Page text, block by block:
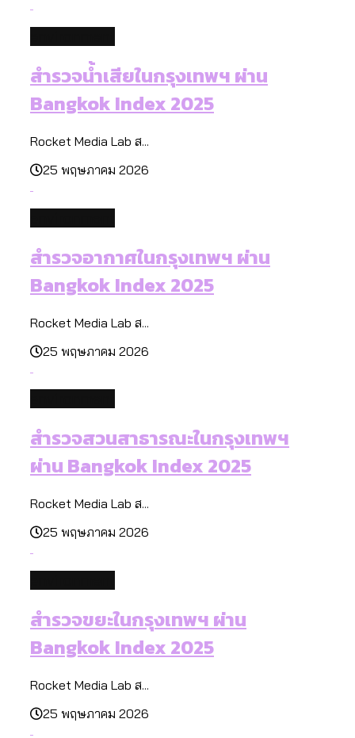
สำรวจน้ำเสียในกรุงเทพฯ ผ่าน
Bangkok Index 2025
Rocket Media Lab ส...
25 พฤษภาคม 2026
สำรวจอากาศในกรุงเทพฯ ผ่าน
Bangkok Index 2025
Rocket Media Lab ส...
25 พฤษภาคม 2026
สำรวจสวนสาธารณะในกรุงเทพฯ
ผ่าน Bangkok Index 2025
Rocket Media Lab ส...
25 พฤษภาคม 2026
สำรวจขยะในกรุงเทพฯ ผ่าน
Bangkok Index 2025
Rocket Media Lab ส...
25 พฤษภาคม 2026